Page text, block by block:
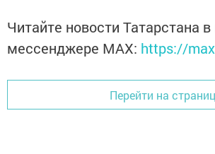
Читайте новости Татарстана
мессенджере MАХ: https://
Перейти на